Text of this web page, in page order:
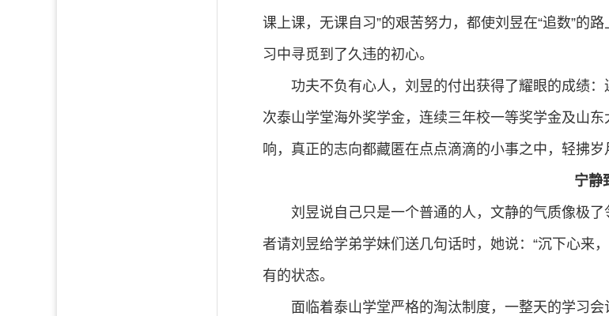
课上课，无课自习”的艰苦努力，都使刘昱在“追数”的
习中寻觅到了久违的初心。
功夫不负有心人，刘昱的付出获得了耀眼的成绩
次泰山学堂海外奖学金，连续三年校一等奖学金及山
响，真正的志向都藏匿在点点滴滴的小事之中，轻拂
宁静
刘昱说自己只是一个普通的人，文静的气质像极
者请刘昱给学弟学妹们送几句话时，她说：“沉下心来
有的状态。
面临着泰山学堂严格的淘汰制度，一整天的学习